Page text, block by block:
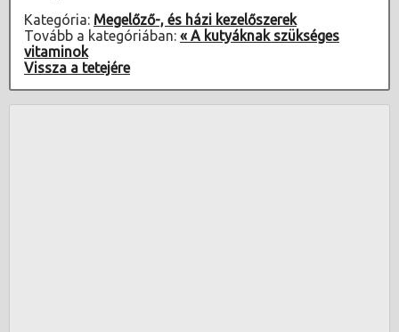
Kategória: Megelőző-, és házi kezelőszerek
Tovább a kategóriában: « A kutyáknak szükséges
vitaminok
Vissza a tetejére